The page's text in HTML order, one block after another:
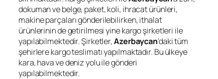
dokuman ve belge, paket, koli, ihracat ürünleri,
makine parçaları gönderilebilirken, ithalat
ürünlerinin de getirilmesi yine kargo şirketleri ile
yapılabilmektedir. Şirketler,Azerbaycan’daki tüm
şehirlere kargo teslimatı yapılmaktadır. Bu ülkeye
kara, hava ve deniz yolu ile gönderi
yapılabilmektedir.